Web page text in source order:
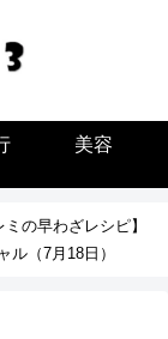
美容
ミの早わざレシピ】
（7月18日）